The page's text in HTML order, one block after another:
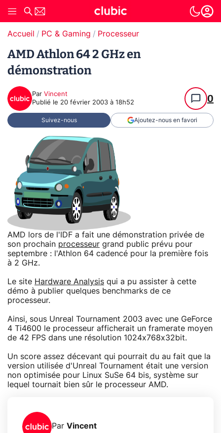
Accueil PC & Gaming Processeur
AMD Athlon 64 2 GHz en
démonstration
Par Vincent
Publié le 20 février 2003 à 18h52 0
Suivez-nous Ajoutez-nous en favori
AMD lors de l'IDF a fait une démonstration privée de
son prochain processeur grand public prévu pour
septembre : l'Athlon 64 cadencé pour la première fois
à 2 GHz.
Le site Hardware Analysis qui a pu assister à cette
démo à publier quelques benchmarks de ce
processeur.
Ainsi, sous Unreal Tournament 2003 avec une GeForce
4 Ti4600 le processeur afficherait un framerate moyen
de 42 FPS dans une résolution 1024x768x32bit.
Un score assez décevant qui pourrait du au fait que la
version utilisée d'Unreal Tournament était une version
non optimisée pour Linux SuSe 64 bis, système sur
lequel tournait bien sûr le processeur AMD.
Par Vincent